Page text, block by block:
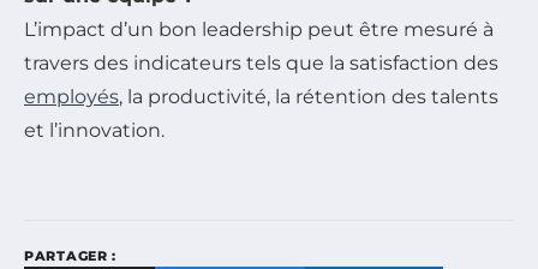
L’impact d’un bon leadership peut être mesuré à
travers des indicateurs tels que la satisfaction des
employés, la productivité, la rétention des talents
et l’innovation.
PARTAGER :